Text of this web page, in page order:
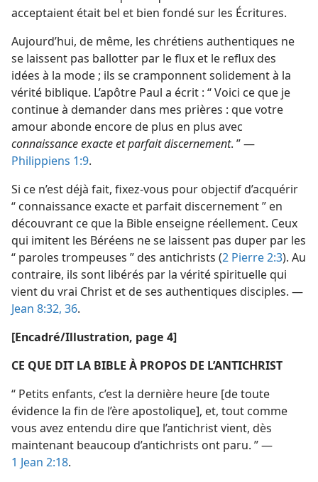
acceptaient était bel et bien fondé sur les Écritures.
Aujourd’hui, de même, les chrétiens authentiques ne
se laissent pas ballotter par le flux et le reflux des
idées à la mode ; ils se cramponnent solidement à la
vérité biblique. L’apôtre Paul a écrit : “ Voici ce que je
continue à demander dans mes prières : que votre
amour abonde encore de plus en plus avec
connaissance exacte et parfait discernement. ” —
Philippiens 1:9.
Si ce n’est déjà fait, fixez-​vous pour objectif d’acquérir
“ connaissance exacte et parfait discernement ” en
découvrant ce que la Bible enseigne réellement. Ceux
qui imitent les Béréens ne se laissent pas duper par les
“ paroles trompeuses ” des antichrists (2 Pierre 2:3). Au
contraire, ils sont libérés par la vérité spirituelle qui
vient du vrai Christ et de ses authentiques disciples. —
Jean 8:32, 36.
[Encadré/Illustration, page 4]
CE QUE DIT LA BIBLE À PROPOS DE L’ANTICHRIST
“ Petits enfants, c’est la dernière heure [de toute
évidence la fin de l’ère apostolique], et, tout comme
vous avez entendu dire que l’antichrist vient, dès
maintenant beaucoup d’antichrists ont paru. ” —
1 Jean 2:18.